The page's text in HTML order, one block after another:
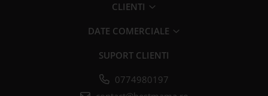
CLIENTI
DATE COMERCIALE
SUPORT CLIENTI
0774980197